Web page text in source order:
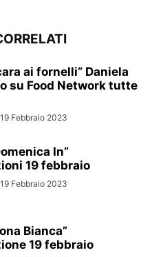
ai fornelli” Daniela
su Food Network tutte
19 Febbraio 2023
In”
19 febbraio
19 Febbraio 2023
Bianca”
19 febbraio